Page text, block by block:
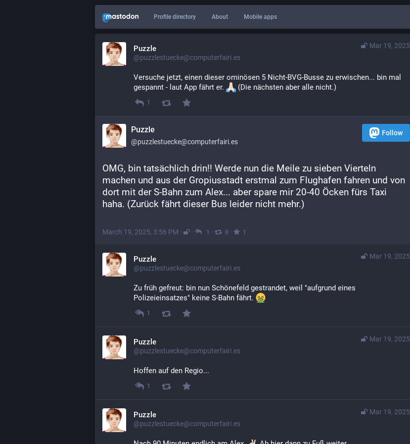
Profile directory About Mobile apps
Mar 19, 2025
Puzzle
@puzzlestuecke@computerfairi.es
Versuche jetzt, einen dieser ominösen 5 Nicht-BVG-Busse zu erwischen... bin mal
gespannt - laut App fährt er.
(Die nächsten aber alle nicht.)
1
Puzzle
@puzzlestuecke@computerfairi.es
Follow
OMG, bin tatsächlich drin!! Werde nun die Meile zu sieben Vierteln
machen und aus der Gropiusstadt erstmal zum Flughafen fahren und von
dort mit der S-Bahn zum Alex... aber spare mir 20-40 Öcken fürs Taxi
haha. (Zurück fährt dieser Bus leider nicht mehr.)
March 19, 2025, 3:56 PM · · 1 · 0 · 1
Mar 19, 2025
Puzzle
@puzzlestuecke@computerfairi.es
Zu früh gefreut: bin nun Schönefeld gestrandet, weil "aufgrund eines
Polizeieinsatzes" keine S-Bahn fährt.
1
Mar 19, 2025
Puzzle
@puzzlestuecke@computerfairi.es
Hoffen auf den Regio...
1
Mar 19, 2025
Puzzle
@puzzlestuecke@computerfairi.es